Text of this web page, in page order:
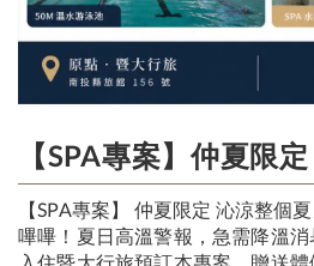
【SPA專案】仲夏限
【SPA專案】 仲夏限定 沁涼整個
嗶嗶！夏日高溫警報，急需降溫消